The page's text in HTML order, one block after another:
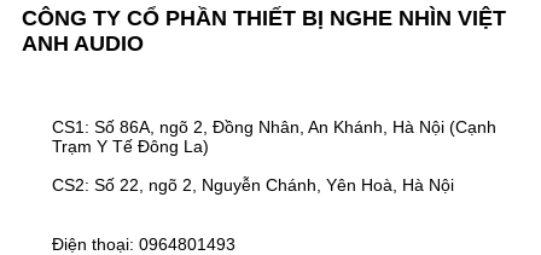
CÔNG TY CỔ PHẦN THIẾT BỊ NGHE NHÌN VIỆT
ANH AUDIO
Điện thoại: 0964801493
CS1: Số 86A, ngõ 2, Đồng Nhân, An Khánh, Hà Nội (Cạnh
Trạm Y Tế Đông La)
CS2: Số 22, ngõ 2, Nguyễn Chánh, Yên Hoà, Hà Nội